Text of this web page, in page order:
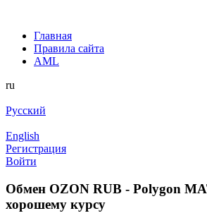
Главная
Правила сайта
AML
ru
Русский
English
Регистрация
Войти
Обмен OZON RUB - Polygon
хорошему курсу